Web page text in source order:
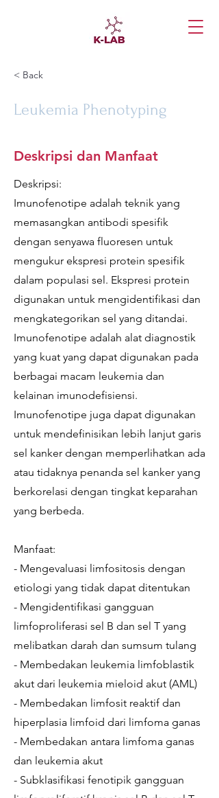
< Back
Leukemia Phenotyping
Deskripsi dan Manfaat
Deskripsi:
Imunofenotipe adalah teknik yang
memasangkan antibodi spesifik
dengan senyawa fluoresen untuk
mengukur ekspresi protein spesifik
dalam populasi sel. Ekspresi protein
digunakan untuk mengidentifikasi dan
mengkategorikan sel yang ditandai.
Imunofenotipe adalah alat diagnostik
yang kuat yang dapat digunakan pada
berbagai macam leukemia dan
kelainan imunodefisiensi.
Imunofenotipe juga dapat digunakan
untuk mendefinisikan lebih lanjut garis
sel kanker dengan memperlihatkan ada
atau tidaknya penanda sel kanker yang
berkorelasi dengan tingkat keparahan
yang berbeda.
Manfaat:
- Mengevaluasi limfositosis dengan
etiologi yang tidak dapat ditentukan
- Mengidentifikasi gangguan
limfoproliferasi sel B dan sel T yang
melibatkan darah dan sumsum tulang
- Membedakan leukemia limfoblastik
akut dari leukemia mieloid akut (AML)
- Membedakan limfosit reaktif dan
hiperplasia limfoid dari limfoma ganas
- Membedakan antara limfoma ganas
dan leukemia akut
- Subklasifikasi fenotipik gangguan